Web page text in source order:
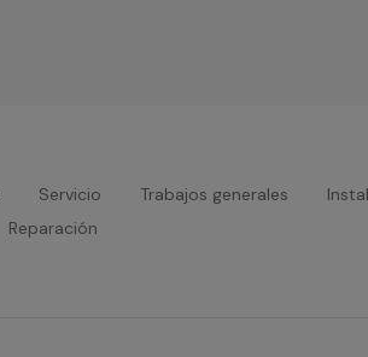
Servicio Trabajos generales
Reparación